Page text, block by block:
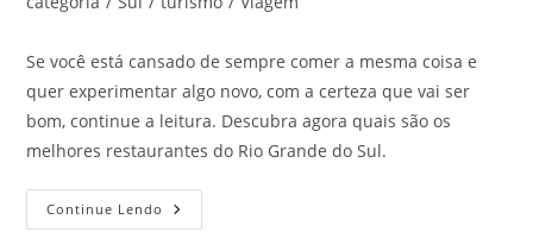
Se você está cansado de sempre comer a mesma coisa e
quer experimentar algo novo, com a certeza que vai ser
bom, continue a leitura. Descubra agora quais são os
melhores restaurantes do Rio Grande do Sul.
Continue Lendo Melhores
Restaurantes